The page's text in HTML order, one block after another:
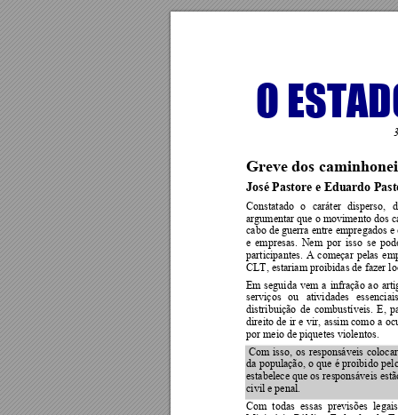
O
Greve dos
José Pastore e Eduardo Past
Constatado o caráter disperso,
argumentar que o movimento dos
cabo de guerra entre empregados e
e empresas. Nem por isso se
participantes. A começar pelas
CLT, estariam proibidas de fazer
Em seguida vem a infração ao
serviços ou atividades
distribuição de combustíveis. E,
direito de ir e vir, assim como a
por meio de piquetes violentos.
Com isso, os responsáveis coloca
da população, o que é proibido
estabelece que os responsáveis
civil e penal.
Com  todas essas  previsões